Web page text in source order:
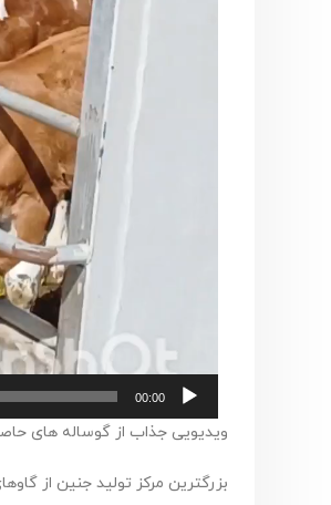
00:00
ویدیویی جذاب از گوساله های
بزرگترین مرکز تولید جنین از